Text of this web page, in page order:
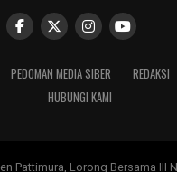
PEDOMAN MEDIA SIBER REDAKSI
HUBUNGI KAMI
Pattimura, Lorong Bersama III